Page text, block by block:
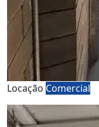
Locação Comercial